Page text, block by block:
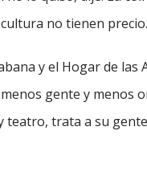
no tienen precio.
y el Hogar de las
gente y menos
teatro, trata a su